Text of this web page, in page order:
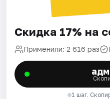
Скидка 17% на
Применили: 2 616 раз
1 шаг.